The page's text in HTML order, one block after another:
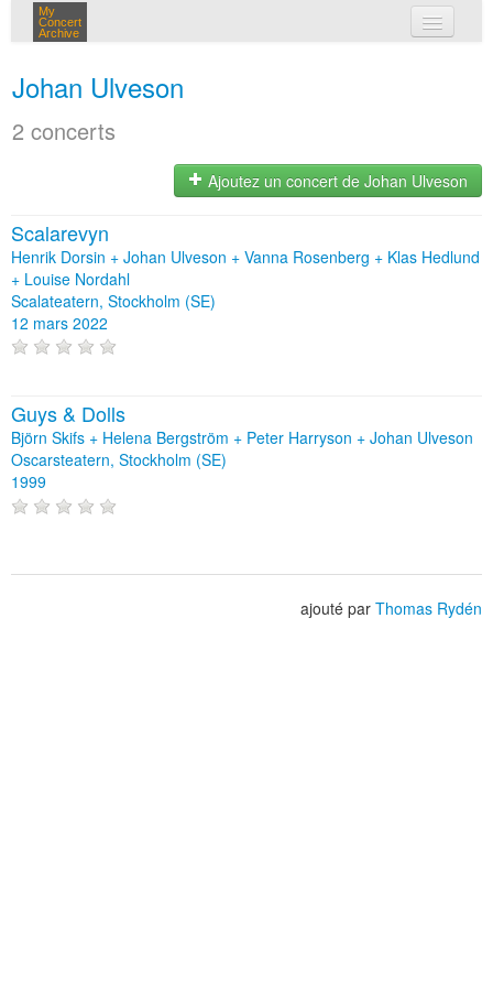
My
Concert
Archive
Johan Ulveson
2 concerts
Ajoutez un concert de Johan Ulveson
Scalarevyn
Henrik Dorsin + Johan Ulveson + Vanna Rosenberg + Klas Hedlund
+ Louise Nordahl
Scalateatern, Stockholm (SE)
12 mars 2022
Guys & Dolls
Björn Skifs + Helena Bergström + Peter Harryson + Johan Ulveson
Oscarsteatern, Stockholm (SE)
1999
ajouté par Thomas Rydén